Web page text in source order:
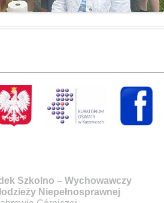
Szkolno – Wychowawczy
Niepełnosprawnej